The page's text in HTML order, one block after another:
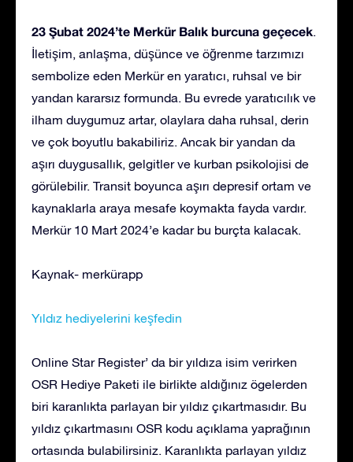
23 Şubat 2024’te Merkür Balık burcuna geçecek.
İletişim, anlaşma, düşünce ve öğrenme tarzımızı
sembolize eden Merkür en yaratıcı, ruhsal ve bir
yandan kararsız formunda. Bu evrede yaratıcılık ve
ilham duygumuz artar, olaylara daha ruhsal, derin
ve çok boyutlu bakabiliriz. Ancak bir yandan da
aşırı duygusallık, gelgitler ve kurban psikolojisi de
görülebilir. Transit boyunca aşırı depresif ortam ve
kaynaklarla araya mesafe koymakta fayda vardır.
Merkür 10 Mart 2024’e kadar bu burçta kalacak.
Kaynak- merkürapp
Yıldız hediyelerini keşfedin
Online Star Register’ da bir yıldıza isim verirken
OSR Hediye Paketi ile birlikte aldığınız ögelerden
biri karanlıkta parlayan bir yıldız çıkartmasıdır. Bu
yıldız çıkartmasını OSR kodu açıklama yaprağının
ortasında bulabilirsiniz. Karanlıkta parlayan yıldız